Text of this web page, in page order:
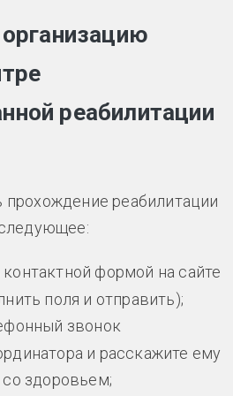
реабилитации
прохождение реабилитации
формой на сайте
поля и отправить);
звонок
и расскажите ему
здоровьем;